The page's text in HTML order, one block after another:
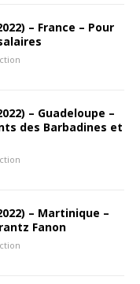
– France – Pour
– Guadeloupe –
des Barbadines et
– Martinique –
Fanon